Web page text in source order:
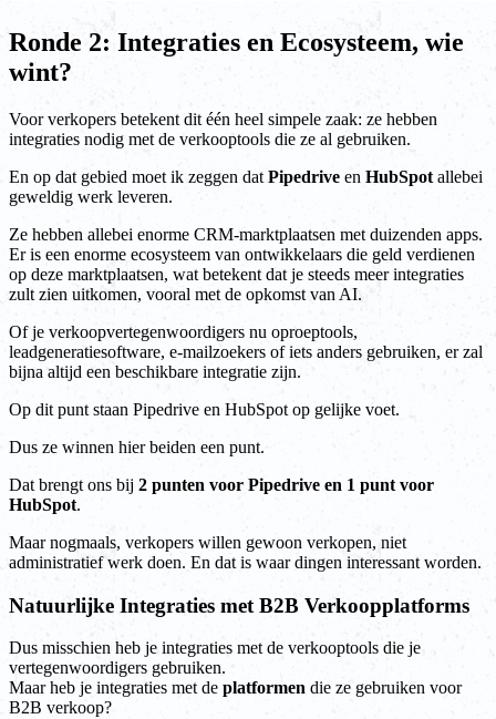
Ronde 2: Integraties en Ecosysteem, wie
wint?
Voor verkopers betekent dit één heel simpele zaak: ze hebben
integraties nodig met de verkooptools die ze al gebruiken.
En op dat gebied moet ik zeggen dat Pipedrive en HubSpot allebei
geweldig werk leveren.
Ze hebben allebei enorme CRM-marktplaatsen met duizenden apps.
Er is een enorme ecosysteem van ontwikkelaars die geld verdienen
op deze marktplaatsen, wat betekent dat je steeds meer integraties
zult zien uitkomen, vooral met de opkomst van AI.
Of je verkoopvertegenwoordigers nu oproeptools,
leadgeneratiesoftware, e-mailzoekers of iets anders gebruiken, er zal
bijna altijd een beschikbare integratie zijn.
Op dit punt staan Pipedrive en HubSpot op gelijke voet.
Dus ze winnen hier beiden een punt.
Dat brengt ons bij 2 punten voor Pipedrive en 1 punt voor
HubSpot.
Maar nogmaals, verkopers willen gewoon verkopen, niet
administratief werk doen. En dat is waar dingen interessant worden.
Natuurlijke Integraties met B2B Verkoopplatforms
Dus misschien heb je integraties met de verkooptools die je
vertegenwoordigers gebruiken.
Maar heb je integraties met de platformen die ze gebruiken voor
B2B verkoop?